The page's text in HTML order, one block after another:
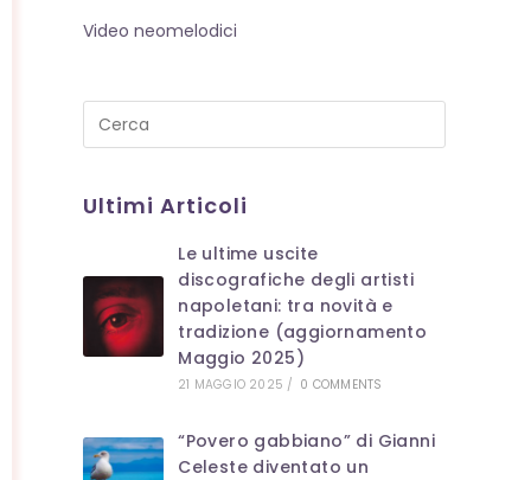
Video neomelodici
Escape
Ultimi Articoli
Le ultime uscite
discografiche degli artisti
napoletani: tra novità e
tradizione (aggiornamento
Maggio 2025)
21 MAGGIO 2025 / 0 COMMENTS
“Povero gabbiano” di Gianni
Celeste diventato un